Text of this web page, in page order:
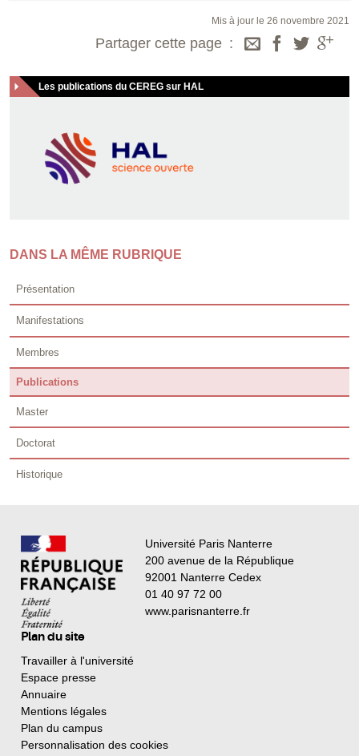
Mis à jour le 26 novembre 2021
Partager cette page
Les publications du CEREG sur HAL
DANS LA MÊME RUBRIQUE
Présentation
Manifestations
Membres
Publications
Master
Doctorat
Historique
Université Paris Nanterre
200 avenue de la République
92001 Nanterre Cedex
01 40 97 72 00
www.parisnanterre.fr
Plan du site
Travailler à l'université
Espace presse
Annuaire
Mentions légales
Plan du campus
Personnalisation des cookies